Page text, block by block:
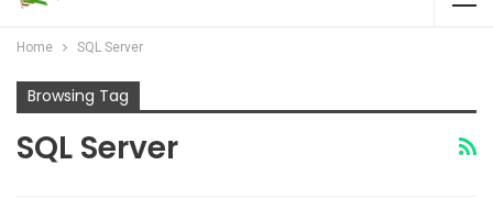
Home SQL Server
Browsing Tag
SQL Server